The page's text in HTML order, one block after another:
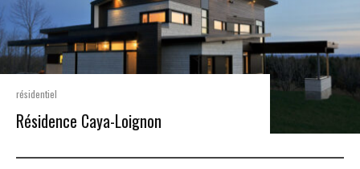
résidentiel
Résidence Caya-Loignon